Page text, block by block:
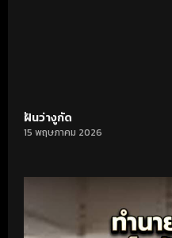
ฝันว่างูกัด
15 พฤษภาคม 2026